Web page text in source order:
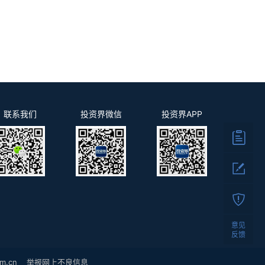
联系我们 投资界微信 投资界APP
举报网上不良信息
意见
反馈